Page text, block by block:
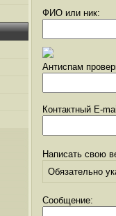
ФИО или ник:
Антиспам
Контактный E-
Написать свою
Обязательно
Сообщение: